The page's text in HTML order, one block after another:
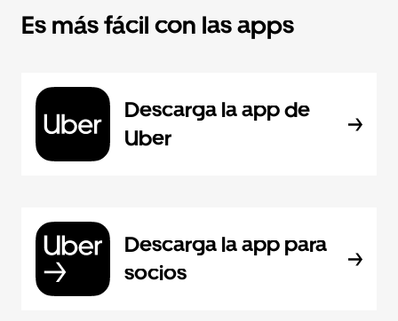
Es más fácil con las apps
Descarga la app de
Uber
Descarga la app para
socios